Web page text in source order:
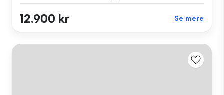
12.900 kr Se mere